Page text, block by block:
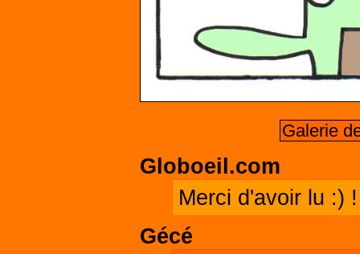
Galerie
Globoeil.com
Merci d'avoir lu :) !
Gécé